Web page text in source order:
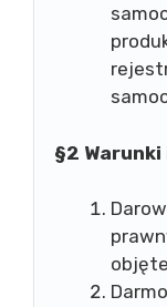
§2